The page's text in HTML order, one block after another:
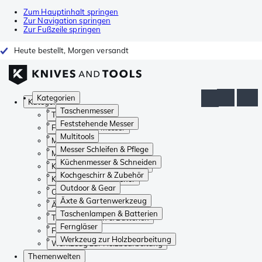
Zum Hauptinhalt springen
Zur Navigation springen
Zur Fußzeile springen
Heute bestellt, Morgen versandt
Kategorien
Taschenmesser
Feststehende Messer
Multitools
Messer Schleifen & Pflege
Küchenmesser & Schneiden
Kochgeschirr & Zubehör
Outdoor & Gear
Äxte & Gartenwerkzeug
Taschenlampen & Batterien
Ferngläser
Werkzeug zur Holzbearbeitung
Kategorien
Taschenmesser
Feststehende Messer
Multitools
Messer Schleifen & Pflege
Küchenmesser & Schneiden
Kochgeschirr & Zubehör
Outdoor & Gear
Äxte & Gartenwerkzeug
Taschenlampen & Batterien
Ferngläser
Werkzeug zur Holzbearbeitung
Themenwelten